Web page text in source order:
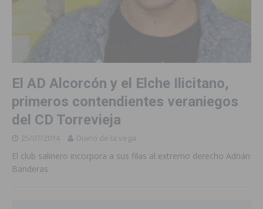
El AD Alcorcón y el Elche Ilicitano,
primeros contendientes veraniegos
del CD Torrevieja
25/07/2014 Diario de la vega
El club salinero incorpora a sus filas al extremo derecho Adrián
Banderas